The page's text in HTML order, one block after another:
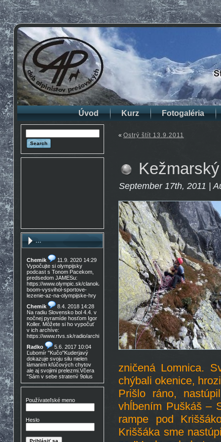
Úvod Kurz Fotogaléria
...
Chemik
11.9. 2020 14:29
Vypočujte si olympijsky
podcast s Tonom Pacekom,
predsedom JAMESu:
https://www.olympic.sk/clanok/celosvetovy-
boom-vysvihol-sportove-
lezenie-az-na-olympijske-hry
Chemik
8.4. 2018 14:28
Na radiu Slovensko bol 4.4. v
nočnej pyramíde hosťom Igor
Koller. Môžete si ho vypočuť
v ich archíve:
https://www.rtvs.sk/radio/archiv/11436/902144
Radko
5.6. 2017 10:04
Ľubomír "Kučo"Kuderjavý
dokazuje svoju silu nielen
lámaním kľúčových chytov
ale aj svojimi prelezmi.Včera
"Sám v sebe stratený 9plus
,!Gratulácia!!!
15:30
Nedocenený Prešovský
lezec známy tiež ako Lajoš
Morales predá lezečky, nové
v krabici, nepoužité,
zľava nech nejem 90eur
Používateľské meno
Heslo
« Ostrý štít 13.9.2011
September 17th, 2011 |
zničená Lomnica.
chýbali okenice,
Prišlo ráno,
vhĺbením Puškáš –
rampe pod
Kriššáka sme